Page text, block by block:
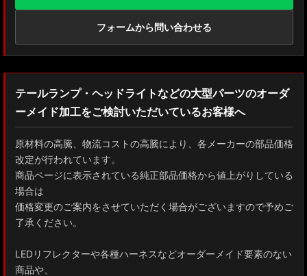
ZVG11/ZSG10 カローラクロス
GXPA16 MXPA12 GRヤリス
MXPH10/MXPA10/MXBA10/KSP210 ヤリス
MXPJ10/15 MXPB10/15 ヤリスクロス
ZYX10 NGX50 C-HR
AAHH40W/AAHH45W/TAHA40W ヴェルファイア
AAHH40W/AAHH45W/AGH40W アルファード
フォームから問い合わせる
テールランプ・ヘッドライトなどの大型パーツのオーダ
ーメイド加工をご検討いただいているお客様へ
原材料の高騰、物流コストの高騰により、各メーカーの部品価格
改定が行われています。
商品ページに表示されている純正部品価格から値上がりしている
場合は
価格変更のご案内をさせていただく場合がございますので予めご
了承ください。
LEDリフレクターや各種ハーネスなどオーダーメイド要素のない
商品や、